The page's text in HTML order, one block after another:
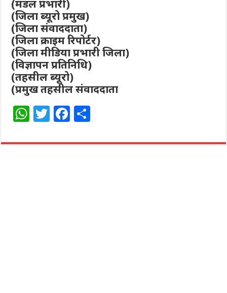
(मंडल प्रभारी)
(जिला ब्यूरो प्रमुख)
(जिला संवाददाता)
(जिला क्राइम रिपोर्टर)
(जिला मीडिया प्रभारी जिला)
(विज्ञापन प्रतिनिधि)
(तहसील ब्यूरो)
(प्रमुख तहसील संवाददाता
W
at
T
itt
F
c ar